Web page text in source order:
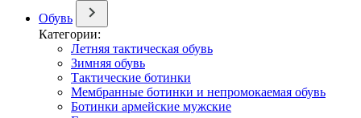
Обувь
Категории:
Летняя тактическая обувь
Зимняя обувь
Тактические ботинки
Мембранные ботинки и непромокаемая обувь
Ботинки армейские мужские